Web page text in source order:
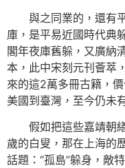
與之同業的，還有
庫，是平易近國時代典
閣年夜庫舊躲，又廣納
本，此中宋刻元刊薈萃
來的這2萬多冊古籍，
美國到臺灣，至今仍未
假如把這些嘉靖朝
歲的白叟，那在上海的
話題：“孤島”躲身，敵